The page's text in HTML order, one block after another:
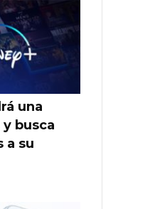
una
busca
a su